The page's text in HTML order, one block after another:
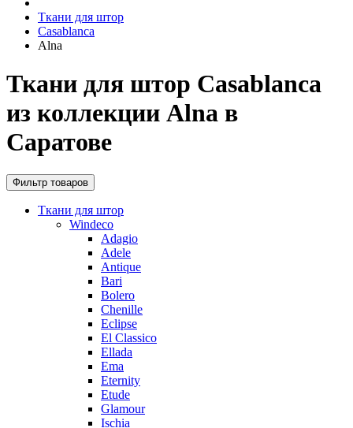
Ткани для штор
Casablanca
Alna
Ткани для штор Casablanca
из коллекции Alna в
Саратове
Фильтр товаров
Ткани для штор
Windeco
Adagio
Adele
Antique
Bari
Bolero
Chenille
Eclipse
El Classico
Ellada
Ema
Eternity
Etude
Glamour
Ischia